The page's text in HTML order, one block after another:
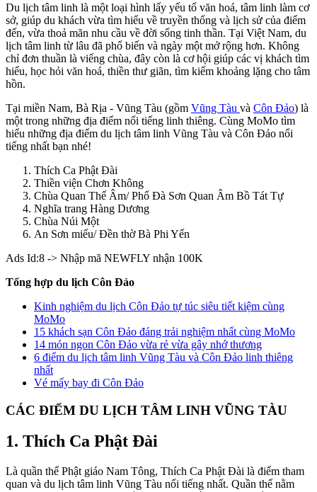
Du lịch tâm linh là một loại hình lấy yếu tố văn hoá, tâm linh làm cơ
sở, giúp du khách vừa tìm hiểu về truyền thống và lịch sử của điểm
đến, vừa thoả mãn nhu cầu về đời sống tinh thần. Tại Việt Nam, du
lịch tâm linh từ lâu đã phổ biến và ngày một mở rộng hơn. Không
chỉ đơn thuần là viếng chùa, đây còn là cơ hội giúp các vị khách tìm
hiểu, học hỏi văn hoá, thiền thư giãn, tìm kiếm khoảng lặng cho tâm
hồn.
Tại miền Nam, Bà Rịa - Vũng Tàu (gồm Vũng Tàu và Côn Đảo) là
một trong những địa điểm nổi tiếng linh thiêng. Cùng MoMo tìm
hiểu những địa điểm du lịch tâm linh Vũng Tàu và Côn Đảo nổi
tiếng nhất bạn nhé!
Thích Ca Phật Đài
Thiền viện Chơn Không
Chùa Quan Thế Âm/ Phổ Đà Sơn Quan Âm Bồ Tát Tự
Nghĩa trang Hàng Dương
Chùa Núi Một
An Sơn miếu/ Đền thờ Bà Phi Yến
Ads Id:8 -> Nhập mã NEWFLY nhận 100K
Tổng hợp du lịch Côn Đảo
Kinh nghiệm du lịch Côn Đảo tự túc siêu tiết kiệm cùng
MoMo
15 khách sạn Côn Đảo đáng trải nghiệm nhất cùng MoMo
14 món ngon Côn Đảo vừa rẻ vừa gây nhớ thương
6 điểm du lịch tâm linh Vũng Tàu và Côn Đảo linh thiêng
nhất
Vé mấy bay đi Côn Đảo
CÁC ĐIỂM DU LỊCH TÂM LINH VŨNG TÀU
1. Thích Ca Phật Đài
Là quần thể Phật giáo Nam Tông, Thích Ca Phật Đài là điểm tham
quan và du lịch tâm linh Vũng Tàu nổi tiếng nhất. Quần thể nằm